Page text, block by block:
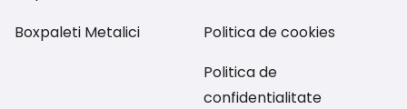
Boxpaleti Metalici
Politica de cookies
Politica de
confidentialitate